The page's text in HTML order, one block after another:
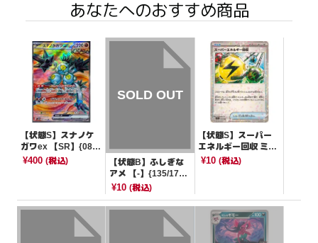
あなたへのおすすめ商品
【状態S】スナノケ
ガワex 【SR】{083/
066}[SV4K]
¥400 (税込)
【状態B】ふしぎな
アメ 【-】{135/175}
[SVM]
¥10(税込)
【状態S】スーパー
エネルギー回収 ミラ
ー/ハイクラスパック
¥10 (税込)